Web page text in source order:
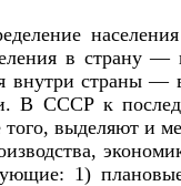
в страну
страны —
В СССР к
выделяют и
1) плановые,